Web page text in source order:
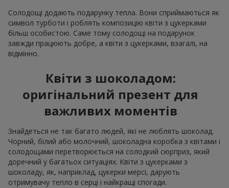
Солодощі додають подарунку тепла. Вони сприймаються як
символ турботи і роблять композицію квіти з цукерками
більш особистою. Саме тому солодощі на подарунок
завжди працюють добре, а квіти з цукерками, взагалі, на
відмінно.
Квіти з шоколадом:
оригінальний презент для
важливих моментів
Знайдеться не так багато людей, які не люблять шоколад.
Чорний, білий або молочний, шоколадна коробка з квітами і
солодощами перетворюється на солодкий сюрприз, який
доречний у багатьох ситуаціях. Квіти з цукерками з
шоколаду, як, наприклад, цукерки мерсі, дарують
отримувачу тепло в серці і найкращі спогади.